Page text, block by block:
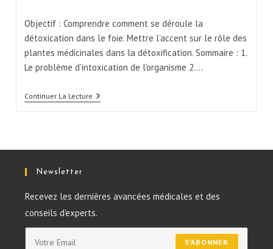
Objectif : Comprendre comment se déroule la
détoxication dans le foie. Mettre l’accent sur le rôle des
plantes médicinales dans la détoxification. Sommaire : 1.
Le problème d’intoxication de l’organisme 2.…
Continuer La Lecture
Newsletter
Recevez les dernières avancées médicales et des
conseils d'experts.
S'ABONNER